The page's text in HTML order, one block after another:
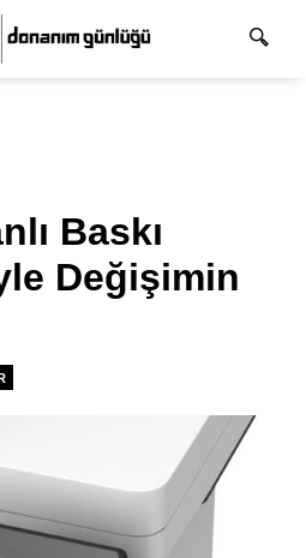
Baskı
Değişimin